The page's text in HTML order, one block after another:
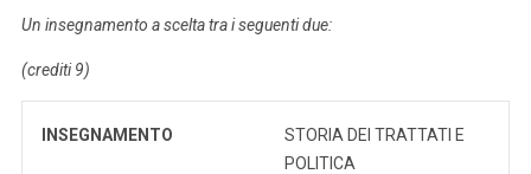
Un insegnamento a scelta tra i seguenti due:
(crediti 9)
INSEGNAMENTO
STORIA DEI TRATTATI E
POLITICA